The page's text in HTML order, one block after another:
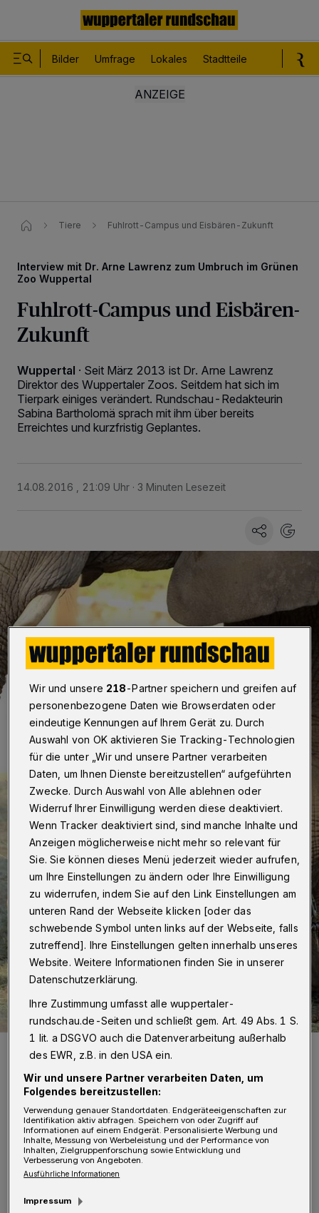
Bilder Umfrage Lokales Stadtteile
Tiere Fuhlrott-Campus und Eisbären-Zukunft
Interview mit Dr. Arne Lawrenz zum Umbruch im Grünen
Zoo Wuppertal
Fuhlrott-Campus und Eisbären-
Zukunft
Wuppertal · Seit März 2013 ist Dr. Arne Lawrenz
Direktor des Wuppertaler Zoos. Seitdem hat sich im
Tierpark einiges verändert. Rundschau-Redakteurin
Sabina Bartholomä sprach mit ihm über bereits
Erreichtes und kurzfristig Geplantes.
14.08.2016 , 21:09 Uhr 3 Minuten Lesezeit
Zoodirektor Dr. Arne Lawrenz mit seinem momentanen Star, dem
Elefantenmädchen Tuffi.
Foto: Barbara Scheer
R undschau: Bei den Schneeleoparden hat es
ist noch im Bau. Wann wird sie fertig gestellt?
Wir und unsere 218-Partner speichern und greifen auf
personenbezogene Daten wie Browserdaten oder
eindeutige Kennungen auf Ihrem Gerät zu. Durch
Auswahl von OK aktivieren Sie Tracking-Technologien
für die unter „Wir und unsere Partner verarbeiten
Daten, um Ihnen Dienste bereitzustellen“ aufgeführten
Zwecke. Durch Auswahl von Alle ablehnen oder
Widerruf Ihrer Einwilligung werden diese deaktiviert.
Wenn Tracker deaktiviert sind, sind manche Inhalte und
Anzeigen möglicherweise nicht mehr so relevant für
Sie. Sie können dieses Menü jederzeit wieder aufrufen,
um Ihre Einstellungen zu ändern oder Ihre Einwilligung
zu widerrufen, indem Sie auf den Link Einstellungen am
unteren Rand der Webseite klicken [oder das
schwebende Symbol unten links auf der Webseite, falls
zutreffend]. Ihre Einstellungen gelten innerhalb unseres
Website. Weitere Informationen finden Sie in unserer
Datenschutzerklärung.
Ihre Zustimmung umfasst alle wuppertaler-
rundschau.de-Seiten und schließt gem. Art. 49 Abs. 1 S.
1 lit. a DSGVO auch die Datenverarbeitung außerhalb
des EWR, z.B. in den USA ein.
Wir und unsere Partner verarbeiten Daten, um
Folgendes bereitzustellen:
Verwendung genauer Standortdaten. Endgeräteeigenschaften zur
Identifikation aktiv abfragen. Speichern von oder Zugriff auf
Informationen auf einem Endgerät. Personalisierte Werbung und
Inhalte, Messung von Werbeleistung und der Performance von
Inhalten, Zielgruppenforschung sowie Entwicklung und
Verbesserung von Angeboten.
Ausführliche Informationen
Impressum